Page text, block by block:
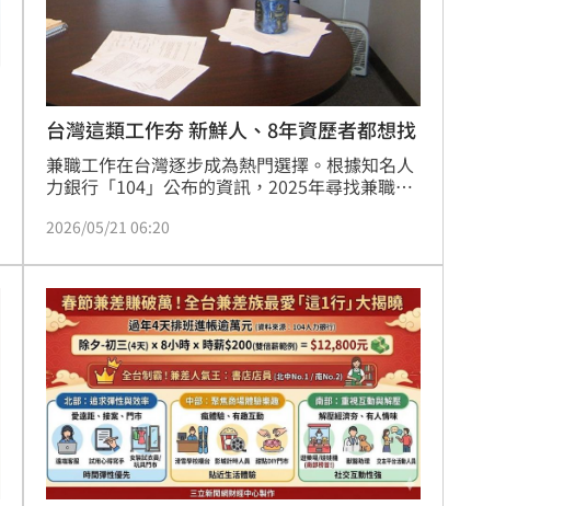
台灣這類工作夯 新鮮人、8年資歷者都想找
兼職工作在台灣逐步成為熱門選擇。根據知名人
力銀行「104」公布的資訊，2025年尋找兼職人
輕人，想找短期兼職增加額外收入、探索職涯
傾向尋找長期的兼職，在職但仍想找兼職者中，
8年以上的資深工作者就佔22%；而企業的用人
彈性同樣也提升。
2026/05/21 06:20